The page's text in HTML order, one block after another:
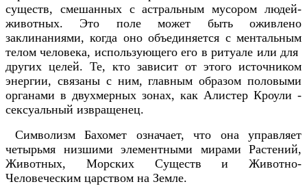
существ, смешанных с астральным мусором людей-
животных. Это поле может быть оживлено
заклинаниями, когда оно объединяется с ментальным
телом человека, использующего его в ритуале или для
других целей. Те, кто зависит от этого источником
энергии, связаны с ним, главным образом половыми
органами в двухмерных зонах, как Алистер Кроули -
сексуальный извращенец.
Символизм Бахомет означает, что она управляет
четырьмя низшими элементными мирами Растений,
Животных, Морских Существ и Животно-
Человеческим царством на Земле.